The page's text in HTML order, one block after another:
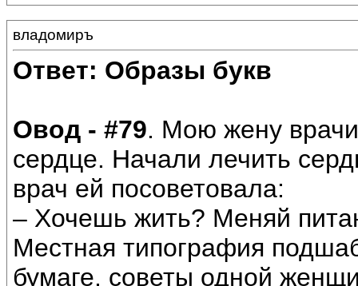
владомиръ
Ответ: Образы букв
Овод - #79. Мою жену
сердце. Начали лечить
врач ей посоветовала:
– Хочешь жить? Меняй
Местная типография
бумаге, советы одной